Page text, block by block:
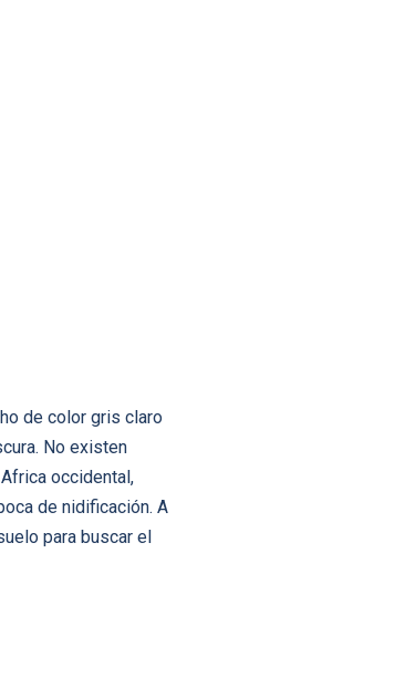
de color gris claro
No existen
occidental,
de nidificación. A
para buscar el